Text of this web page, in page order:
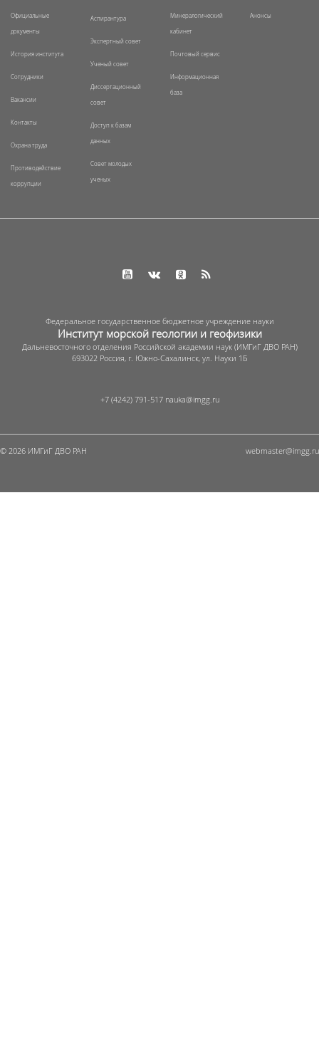
Официальные
документы
История института
Сотрудники
Вакансии
Контакты
Охрана труда
Противодействие
коррупции
Аспирантура
Экспертный совет
Ученый совет
Диссертационный
совет
Доступ к базам
данных
Совет молодых
ученых
Минералогический
кабинет
Почтовый сервис
Информационная
база
Анонсы
Федеральное государственное бюджетное учреждение науки
Институт морской геологии и геофизики
Дальневосточного отделения Российской академии наук (ИМГиГ ДВО РАН)
693022 Россия, г. Южно-Сахалинск, ул. Науки 1Б
+7 (4242) 791-517
© 2026 ИМГиГ ДВО РАН